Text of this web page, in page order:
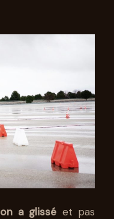
on a glissé et pas